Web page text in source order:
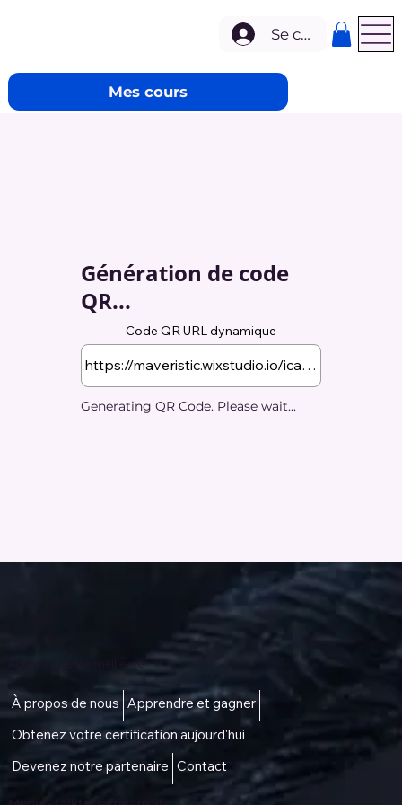
Mes cours
Se connecter
Génération de code
QR...
Code QR URL dynamique
Generating QR Code. Please wait...
Accès à une vie meilleure
À propos de nous Apprendre et gagner
Obtenez votre certification aujourd'hui
Devenez notre partenaire Contact